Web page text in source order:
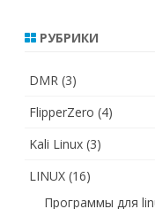
РУБРИКИ
DMR (3)
FlipperZero (4)
Kali Linux (3)
LINUX (16)
Программы для